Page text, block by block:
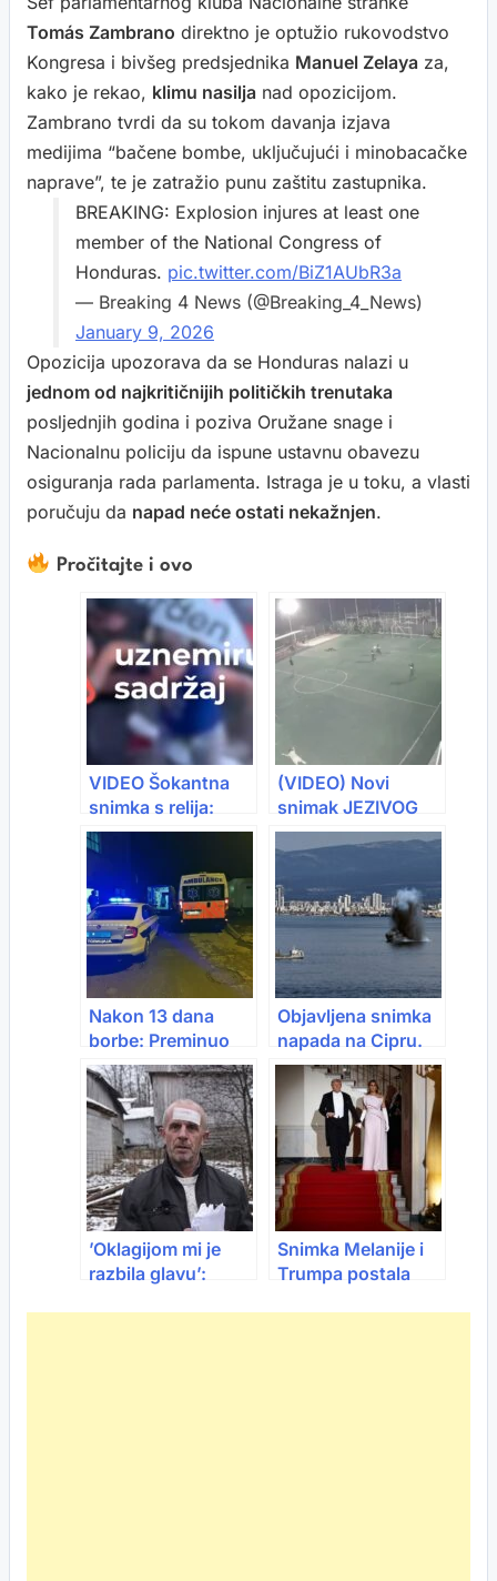
Tomás Zambrano direktno je optužio rukovodstvo
Kongresa i bivšeg predsjednika Manuel Zelaya za,
kako je rekao, klimu nasilja nad opozicijom.
Zambrano tvrdi da su tokom davanja izjava
medijima “bačene bombe, uključujući i minobacačke
naprave”, te je zatražio punu zaštitu zastupnika.
BREAKING: Explosion injures at least one
member of the National Congress of
Honduras. pic.twitter.com/BiZ1AUbR3a
— Breaking 4 News (@Breaking_4_News)
January 9, 2026
Opozicija upozorava da se Honduras nalazi u
jednom od najkritičnijih političkih trenutaka
posljednjih godina i poziva Oružane snage i
Nacionalnu policiju da ispune ustavnu obavezu
osiguranja rada parlamenta. Istraga je u toku, a vlasti
poručuju da napad neće ostati nekažnjen.
Pročitajte i ovo
VIDEO Šokantna
snimka s relija:
Majka spasila kćer,
ali drugom
gledatelju nije bilo
spasa
(VIDEO) Novi
snimak JEZIVOG
ubistva na
fudbalskom terenu:
Ušli kao vojska i
likvidirali tri
osobe…
Nakon 13 dana
borbe: Preminuo
mladić iz Novog
Pazara kojeg je
otac udario
motkom u glavu
Objavljena snimka
napada na Cipru.
Kuvajt: Srušeno je
više američkih
vojnih aviona
’Oklagijom mi je
razbila glavu’:
Snimka Melanije i
Trumpa postala